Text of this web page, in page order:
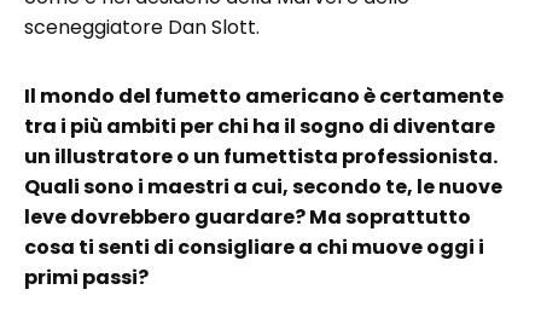
sceneggiatore Dan Slott.
Il mondo del fumetto americano è certamente
tra i più ambiti per chi ha il sogno di diventare
un illustratore o un fumettista professionista.
Quali sono i maestri a cui, secondo te, le nuove
leve dovrebbero guardare? Ma soprattutto
cosa ti senti di consigliare a chi muove oggi i
primi passi?